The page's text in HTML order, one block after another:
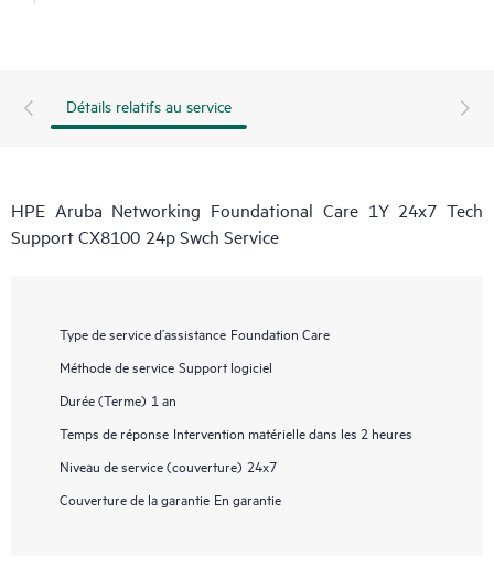
Détails relatifs au service
HPE Aruba Networking Foundational Care 1Y 24x7 Tech
Support CX8100 24p Swch Service
Type de service d’assistance Foundation Care
Méthode de service Support logiciel
Durée (Terme) 1 an
Temps de réponse Intervention matérielle dans les 2 heures
Niveau de service (couverture) 24x7
Couverture de la garantie En garantie